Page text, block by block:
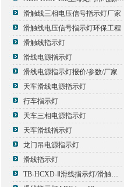
滑触线三相电压信号指示灯厂家
滑触线电压信号指示灯环保工程
滑触线指示灯
滑线电源指示灯
滑线电源指示灯报价/参数/厂家
天车滑线电源指示灯
行车指示灯
天车三相电源指示灯
天车滑线指示灯
龙门吊电源指示灯
滑线指示灯
TB-HCXD-Ⅱ滑线指示灯/滑触线指示灯